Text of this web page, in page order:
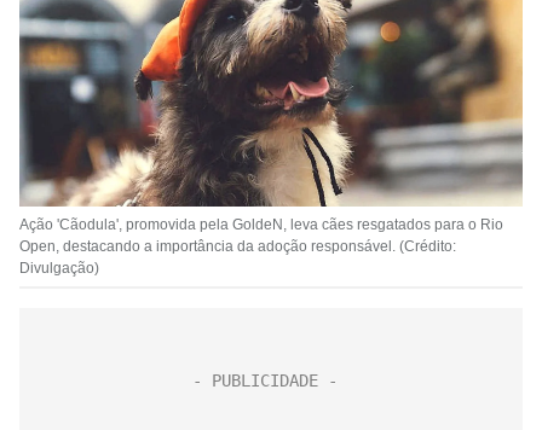
Ação 'Cãodula', promovida pela GoldeN, leva cães resgatados para o Rio
Open, destacando a importância da adoção responsável. (Crédito:
Divulgação)